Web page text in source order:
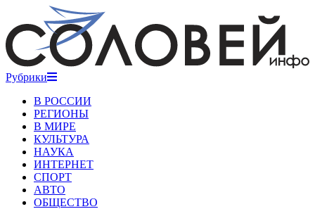
Рубрики
В РОССИИ
РЕГИОНЫ
В МИРЕ
КУЛЬТУРА
НАУКА
ИНТЕРНЕТ
СПОРТ
АВТО
ОБЩЕСТВО